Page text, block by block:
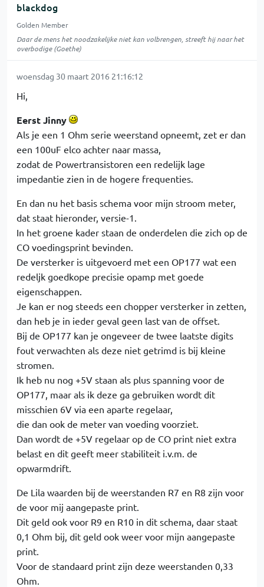
blackdog
Golden Member
Daar de mens het noodzakelijke niet kan volbrengen, streeft hij naar het
overbodige (Goethe)
woensdag 30 maart 2016 21:16:12
Hi,
Eerst Jinny
Als je een 1 Ohm serie weerstand opneemt, zet er dan
een 100uF elco achter naar massa,
zodat de Powertransistoren een redelijk lage
impedantie zien in de hogere frequenties.
En dan nu het basis schema voor mijn stroom meter,
dat staat hieronder, versie-1.
In het groene kader staan de onderdelen die zich op de
CO voedingsprint bevinden.
De versterker is uitgevoerd met een OP177 wat een
redeljk goedkope precisie opamp met goede
eigenschappen.
Je kan er nog steeds een chopper versterker in zetten,
dan heb je in ieder geval geen last van de offset.
Bij de OP177 kan je ongeveer de twee laatste digits
fout verwachten als deze niet getrimd is bij kleine
stromen.
Ik heb nu nog +5V staan als plus spanning voor de
OP177, maar als ik deze ga gebruiken wordt dit
misschien 6V via een aparte regelaar,
die dan ook de meter van voeding voorziet.
Dan wordt de +5V regelaar op de CO print niet extra
belast en dit geeft meer stabiliteit i.v.m. de
opwarmdrift.
De Lila waarden bij de weerstanden R7 en R8 zijn voor
de voor mij aangepaste print.
Dit geld ook voor R9 en R10 in dit schema, daar staat
0,1 Ohm bij, dit geld ook weer voor mijn aangepaste
print.
Voor de standaard print zijn deze weerstanden 0,33
Ohm.